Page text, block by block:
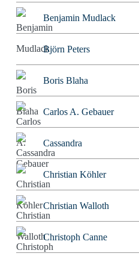
Benjamin Mudlack
Björn Peters
Boris Blaha
Carlos A. Gebauer
Cassandra
Christian Köhler
Christian Walloth
Christoph Canne